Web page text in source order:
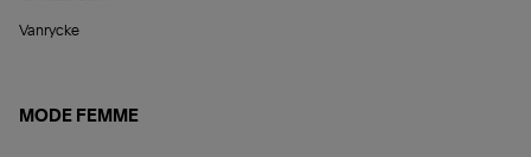
Vanrycke
MODE FEMME